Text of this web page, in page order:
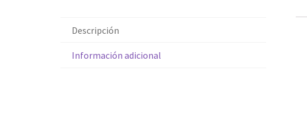
Descripción
Información adicional